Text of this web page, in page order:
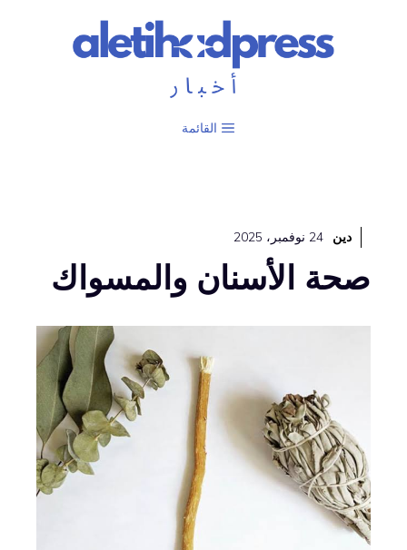
القائمة
دين 24 نوفمبر، 2025
صحة الأسنان والمسواك